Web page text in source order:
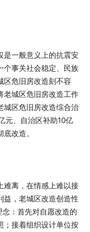
是一般意义上的抗震安
个事关社会稳定、民族
区危旧房改造刻不容
老城区危旧房改造工作
城区危旧房改造综合治
元、自治区补助10亿
改造。
难离，在情感上难以接
益，老城区改造创造性
：首先对自愿改造的
；接着组织设计单位按